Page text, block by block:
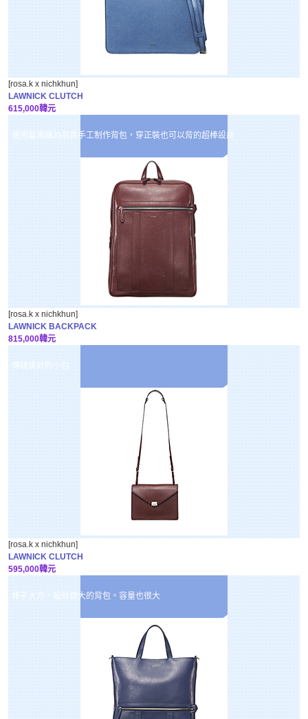
[rosa.k x nichkhun]
LAWNICK CLUTCH
615,000韓元
使用最高級的品質手工制作背包，穿正裝也可以背的超棒設計
[rosa.k x nichkhun]
LAWNICK BACKPACK
815,000韓元
傳統設計的小包
[rosa.k x nichkhun]
LAWNICK CLUTCH
595,000韓元
樣子大方，設計很大的背包。容量也很大